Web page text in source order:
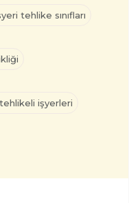
tehlike sınıfları
işyerleri